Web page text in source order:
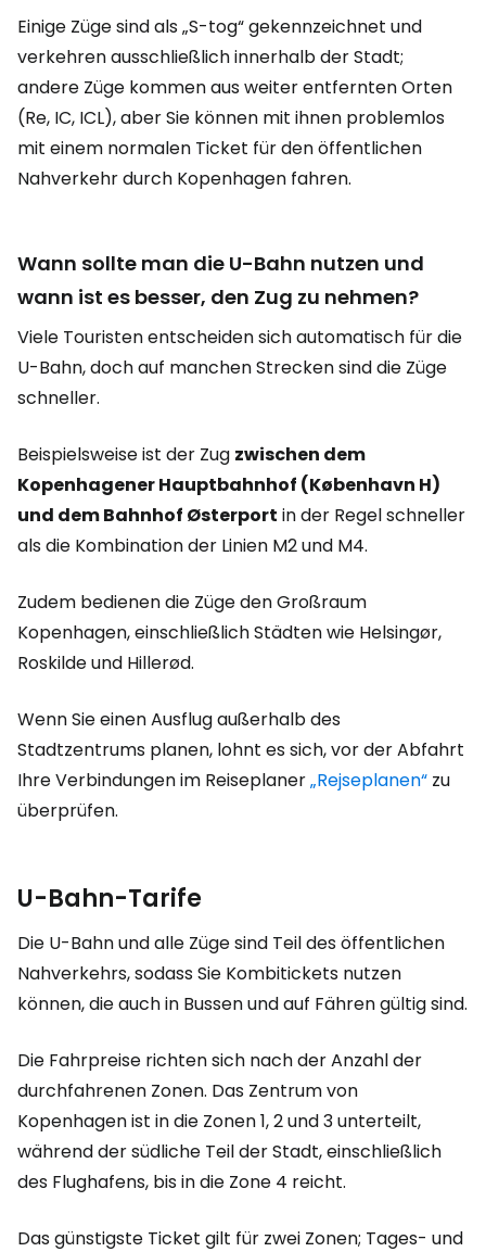
Einige Züge sind als „S-tog“ gekennzeichnet und
verkehren ausschließlich innerhalb der Stadt;
andere Züge kommen aus weiter entfernten Orten
(Re, IC, ICL), aber Sie können mit ihnen problemlos
mit einem normalen Ticket für den öffentlichen
Nahverkehr durch Kopenhagen fahren.
Wann sollte man die U-Bahn nutzen und
wann ist es besser, den Zug zu nehmen?
Viele Touristen entscheiden sich automatisch für die
U-Bahn, doch auf manchen Strecken sind die Züge
schneller.
Beispielsweise ist der Zug zwischen dem
Kopenhagener Hauptbahnhof (København H)
und dem Bahnhof Østerport in der Regel schneller
als die Kombination der Linien M2 und M4.
Zudem bedienen die Züge den Großraum
Kopenhagen, einschließlich Städten wie Helsingør,
Roskilde und Hillerød.
Wenn Sie einen Ausflug außerhalb des
Stadtzentrums planen, lohnt es sich, vor der Abfahrt
Ihre Verbindungen im Reiseplaner„Rejseplanen“ zu
überprüfen.
U-Bahn-Tarife
Die U-Bahn und alle Züge sind Teil des öffentlichen
Nahverkehrs, sodass Sie Kombitickets nutzen
können, die auch in Bussen und auf Fähren gültig sind.
Die Fahrpreise richten sich nach der Anzahl der
durchfahrenen Zonen. Das Zentrum von
Kopenhagen ist in die Zonen 1, 2 und 3 unterteilt,
während der südliche Teil der Stadt, einschließlich
des Flughafens, bis in die Zone 4 reicht.
Das günstigste Ticket gilt für zwei Zonen; Tages- und